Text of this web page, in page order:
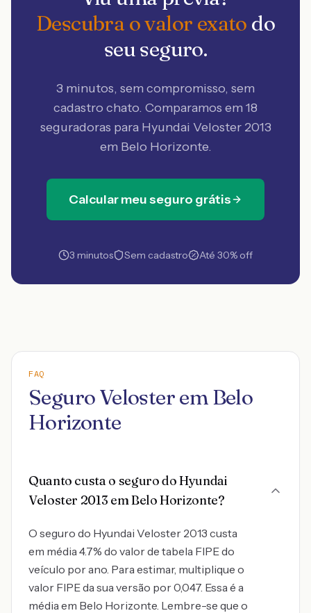
Descubra o valor exato do
seu seguro.
3 minutos, sem compromisso, sem
cadastro chato. Comparamos em 18
seguradoras para Hyundai Veloster 2013
em Belo Horizonte.
Calcular meu seguro grátis
3 minutos Sem cadastro Até 30% off
FAQ
Seguro Veloster em Belo
Horizonte
Quanto custa o seguro do Hyundai
Veloster 2013 em Belo Horizonte?
O seguro do Hyundai Veloster 2013 custa
em média 4.7% do valor de tabela FIPE do
veículo por ano. Para estimar, multiplique o
valor FIPE da sua versão por 0,047. Essa é a
média em Belo Horizonte. Lembre-se que o